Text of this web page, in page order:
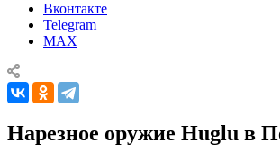
Вконтакте
Telegram
MAX
Нарезное оружие Huglu в